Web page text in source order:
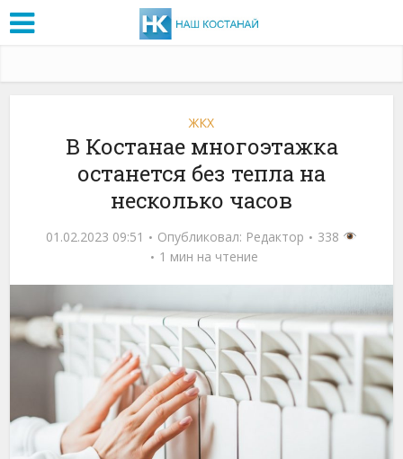
ЖКХ
В Костанае многоэтажка
останется без тепла на
несколько часов
01.02.2023 09:51 Опубликовал: Редактор
338
1 мин на чтение